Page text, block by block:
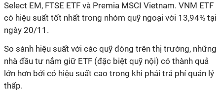
Select EM, FTSE ETF và Premia MSCI Vietnam. VNM ETF
có hiệu suất tốt nhất trong nhóm quỹ ngoại với 13,94% tại
ngày 20/11.
So sánh hiệu suất với các quỹ đóng trên thị trường, những
nhà đầu tư nắm giữ ETF (đặc biệt quỹ nội) có thành quả
lớn hơn bởi có hiệu suất cao trong khi phải trả phí quản lý
thấp.